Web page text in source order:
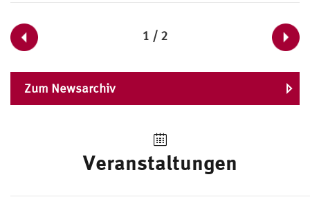
1 / 2
Zum Newsarchiv
Veranstaltungen